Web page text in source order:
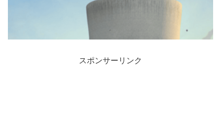
スポンサーリンク